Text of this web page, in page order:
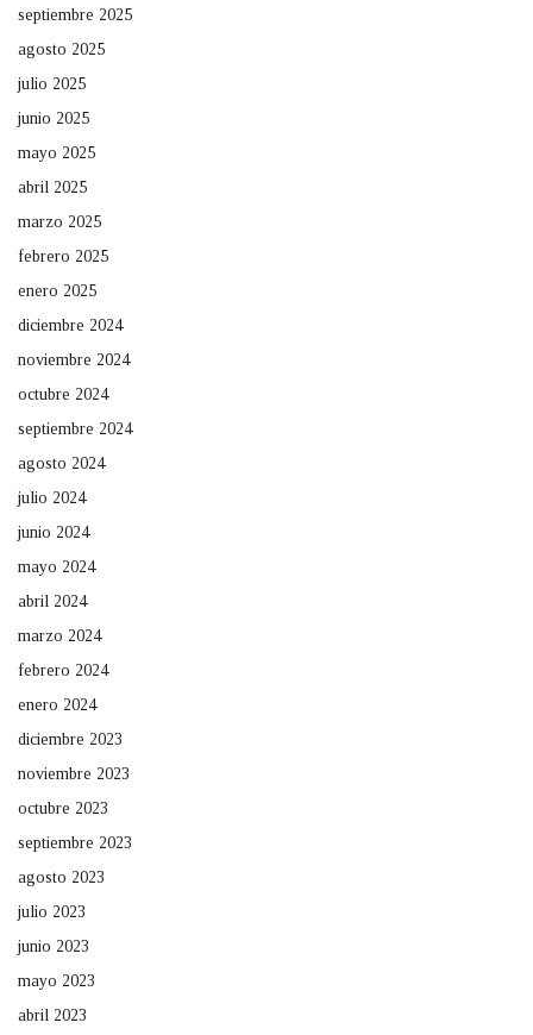
septiembre 2025
agosto 2025
julio 2025
junio 2025
mayo 2025
abril 2025
marzo 2025
febrero 2025
enero 2025
diciembre 2024
noviembre 2024
octubre 2024
septiembre 2024
agosto 2024
julio 2024
junio 2024
mayo 2024
abril 2024
marzo 2024
febrero 2024
enero 2024
diciembre 2023
noviembre 2023
octubre 2023
septiembre 2023
agosto 2023
julio 2023
junio 2023
mayo 2023
abril 2023